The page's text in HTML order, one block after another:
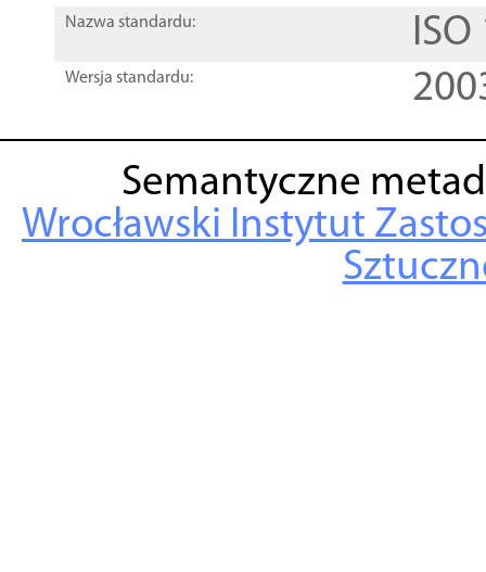
Nazwa standardu:
Wersja standardu:
Semantyczne
Wrocławski Instytut